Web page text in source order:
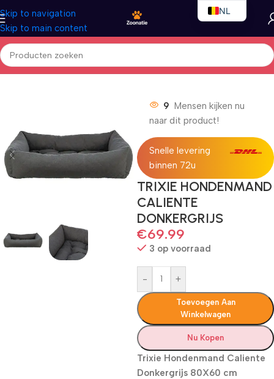
Skip to navigation
Skip to main content
Home/Honden/Hondenbedden
9 Mensen kijken nu
naar dit product!
Snelle levering
binnen 72u
TRIXIE HONDENMAND
CALIENTE
DONKERGRIJS
€69.99
3 op voorraad
- +
Toevoegen Aan
Winkelwagen
Nu Kopen
Trixie Hondenmand Caliente
Donkergrijs 80X60 cm
NL